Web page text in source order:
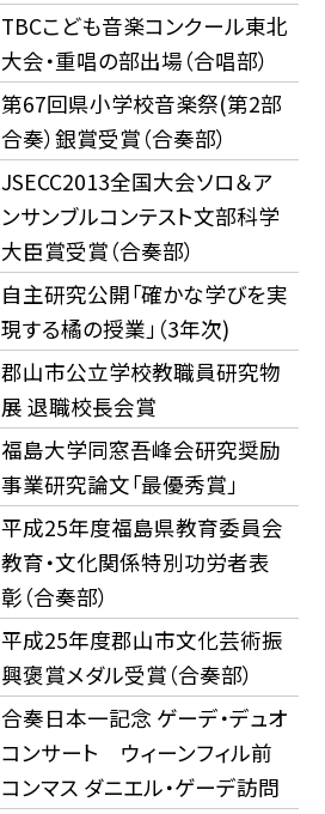
TBCこども音楽コンクール東北
大会・重唱の部出場（合唱部）
第67回県小学校音楽祭(第2部
合奏）銀賞受賞（合奏部）
JSECC2013全国大会ソロ＆ア
ンサンブルコンテスト文部科学
大臣賞受賞（合奏部）
自主研究公開「確かな学びを実
現する橘の授業」（3年次)
郡山市公立学校教職員研究物
展 退職校長会賞
福島大学同窓吾峰会研究奨励
事業研究論文「最優秀賞」
平成25年度福島県教育委員会
教育・文化関係特別功労者表
彰（合奏部）
平成25年度郡山市文化芸術振
興褒賞メダル受賞（合奏部）
合奏日本一記念 ゲーデ・デュオ
コンサート ウィーンフィル前
コンマス ダニエル・ゲーデ訪問